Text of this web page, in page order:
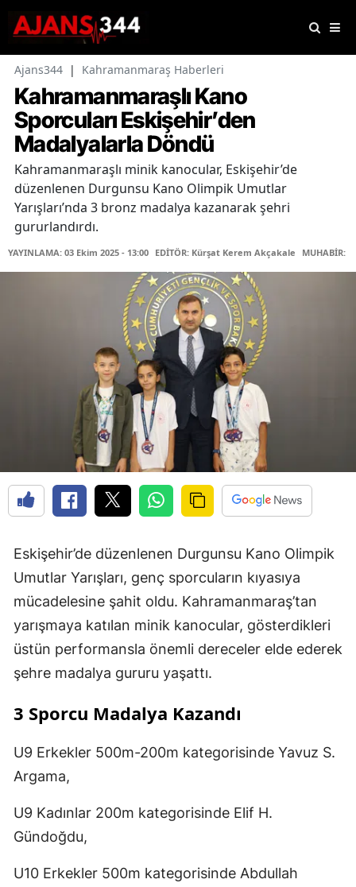
Ajans344 | Kahramanmaraş Haberleri
Kahramanmaraşlı Kano
Sporcuları Eskişehir’den
Madalyalarla Döndü
Kahramanmaraşlı minik kanocular, Eskişehir’de
düzenlenen Durgunsu Kano Olimpik Umutlar
Yarışları’nda 3 bronz madalya kazanarak şehri
gururlandırdı.
YAYINLAMA: 03 Ekim 2025 - 13:00 EDİTÖR: Kürşat Kerem Akçakale MUHABİR:
Eskişehir’de düzenlenen Durgunsu Kano Olimpik
Umutlar Yarışları, genç sporcuların kıyasıya
mücadelesine şahit oldu. Kahramanmaraş’tan
yarışmaya katılan minik kanocular, gösterdikleri
üstün performansla önemli dereceler elde ederek
şehre madalya gururu yaşattı.
3 Sporcu Madalya Kazandı
U9 Erkekler 500m-200m kategorisinde Yavuz S.
Argama,
U9 Kadınlar 200m kategorisinde Elif H.
Gündoğdu,
U10 Erkekler 500m kategorisinde Abdullah